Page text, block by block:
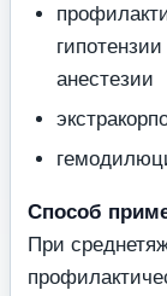
анестезии
Способ
При